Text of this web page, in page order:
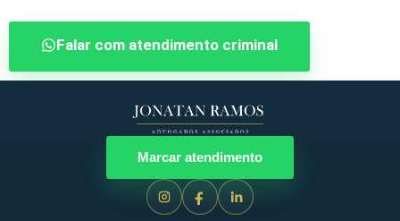
Falar com atendimento criminal
Marcar atendimento